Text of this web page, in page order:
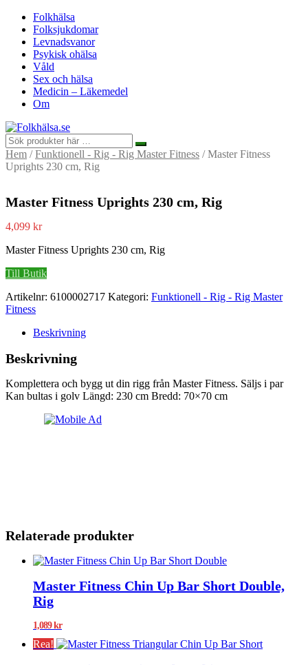
Folkhälsa
Folksjukdomar
Levnadsvanor
Psykisk ohälsa
Våld
Sex och hälsa
Medicin – Läkemedel
Om
Hem /Funktionell - Rig - Rig Master Fitness / Master Fitness
Uprights 230 cm, Rig
Master Fitness Uprights 230 cm, Rig
4,099 kr
Master Fitness Uprights 230 cm, Rig
Till Butik
Artikelnr: 6100002717 Kategori: Funktionell - Rig - Rig Master
Fitness
Beskrivning
Beskrivning
Komplettera och bygg ut din rigg från Master Fitness. Säljs i par
Kan bultas i golv Längd: 230 cm Bredd: 70×70 cm
Relaterade produkter
Master Fitness Chin Up Bar Short Double,
Rig
1,089kr
Rea!